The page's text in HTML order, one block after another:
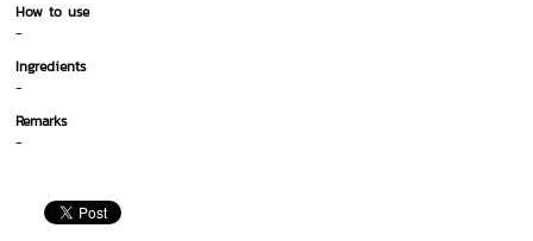
How to use
-
Ingredients
-
Remarks
-